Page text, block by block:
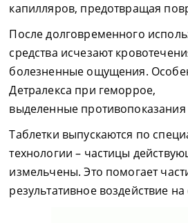
капилляров, предотвращая
После долговременного
средства исчезают
болезненные ощущения.
Детралекса при геморрое,
выделенные
Таблетки выпускаются по
технологии – частицы
измельчены. Это помогает
результативное воздействие